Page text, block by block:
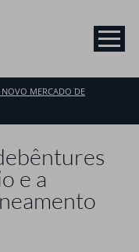
MERCADO DE
e a